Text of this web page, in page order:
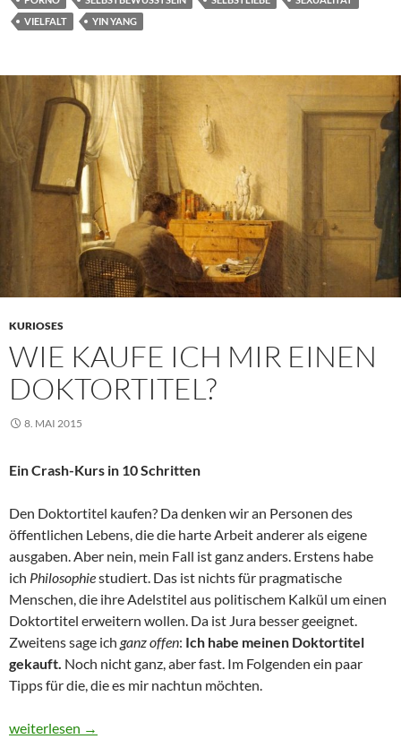
VIELFALT
YIN YANG
KURIOSES
WIE KAUFE ICH MIR EINEN
DOKTORTITEL?
8. MAI 2015
Ein Crash-Kurs in 10 Schritten
Den Doktortitel kaufen? Da denken wir an Personen des
öffentlichen Lebens, die die harte Arbeit anderer als eigene
ausgaben. Aber nein, mein Fall ist ganz anders. Erstens habe
ich Philosophiestudiert. Das ist nichts für pragmatische
Menschen, die ihre Adelstitel aus politischem Kalkül um einen
Doktortitel erweitern wollen. Da ist Jura besser geeignet.
Zweitens sage ich ganz offen: Ich habe meinen Doktortitel
gekauft. Noch nicht ganz, aber fast. Im Folgenden ein paar
Tipps für die, die es mir nachtun möchten.
Wie kaufe ich mir einen Doktortitel?
weiterlesen →